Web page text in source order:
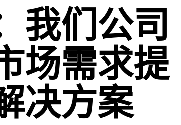
我们公司
场需求提
决方案